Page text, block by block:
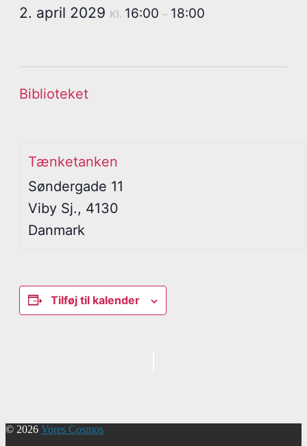
2. april 2029 Kl. 16:00 – 18:00
Biblioteket
Tænketanken
Søndergade 11
Viby Sj., 4130
Danmark
Tilføj til kalender
© 2026 Vores Cosmos